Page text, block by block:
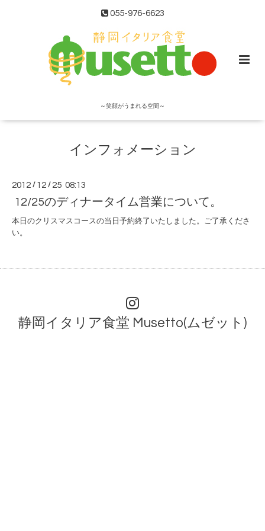
055-976-6623
～笑顔がうまれる空間～
インフォメーション
2012 / 12 / 25 08:13
12/25のディナータイム営業について。
本日のクリスマスコースの当日予約終了いたしました。ご了承くださ
い。
静岡イタリア食堂 Musetto(ムゼット)